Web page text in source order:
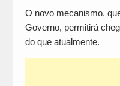
O novo mecanismo,
Governo, permitirá
do que atualmente.